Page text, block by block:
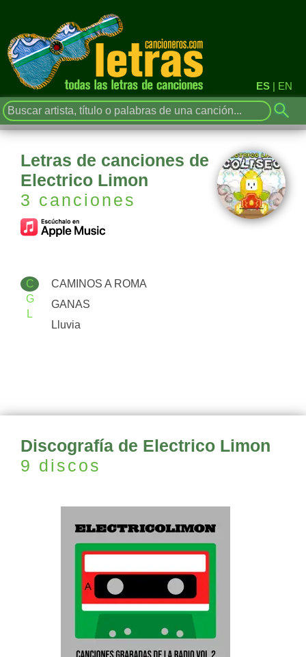
ES | EN
Letras de canciones de
Electrico Limon
3 canciones
C
G
L
CAMINOS A ROMA
GANAS
Lluvia
Discografía de Electrico Limon
9 discos